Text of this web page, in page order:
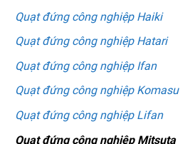
Quạt đứng công nghiệp Haiki
Quạt đứng công nghiệp Hatari
Quạt đứng công nghiệp Ifan
Quạt đứng công nghiệp Komasu
Quạt đứng công nghiệp Lifan
Quạt đứng công nghiệp Mitsuta